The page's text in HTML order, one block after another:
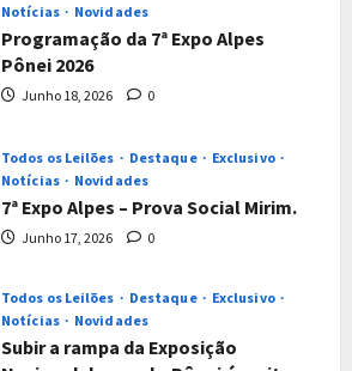
Julho 28, 2026 0
Notícias
Novidades
Programação da 7ª Expo Alpes
Pônei 2026
Junho 18, 2026 0
Todos os Leilões Destaque
Exclusivo
Notícias
Novidades
7ª Expo Alpes – Prova Social Mirim.
Junho 17, 2026 0
Todos os Leilões Destaque
Exclusivo
Notícias
Novidades
Subir a rampa da Exposição